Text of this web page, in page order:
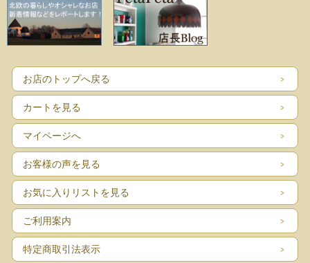
お店のトップへ戻る
カートを見る
マイページへ
お客様の声を見る
お気に入りリストを見る
ご利用案内
特定商取引法表示